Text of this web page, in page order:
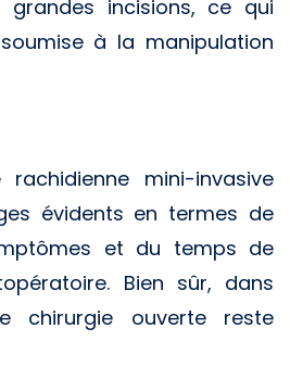
incisions, ce qui
à la manipulation
mini-invasive
évidents en termes de
et du temps de
Bien sûr, dans
chirurgie ouverte reste